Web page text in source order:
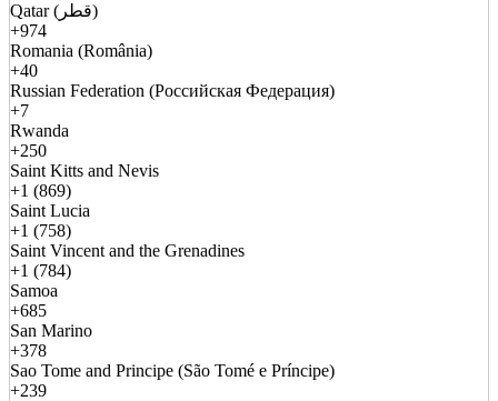
Qatar (قطر)
+974
Romania (România)
+40
Russian Federation (Российская Федерация)
+7
Rwanda
+250
Saint Kitts and Nevis
+1 (869)
Saint Lucia
+1 (758)
Saint Vincent and the Grenadines
+1 (784)
Samoa
+685
San Marino
+378
Sao Tome and Principe (São Tomé e Príncipe)
+239